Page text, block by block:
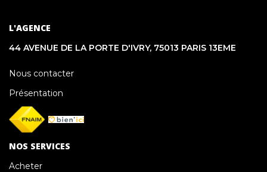
L'AGENCE
44 AVENUE DE LA PORTE D'IVRY, 75013 PARIS 13EME
Nous contacter
Présentation
NOS SERVICES
Acheter